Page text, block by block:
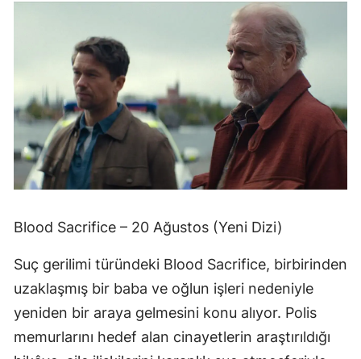
Blood Sacrifice – 20 Ağustos (Yeni Dizi)
Suç gerilimi türündeki Blood Sacrifice, birbirinden
uzaklaşmış bir baba ve oğlun işleri nedeniyle
yeniden bir araya gelmesini konu alıyor. Polis
memurlarını hedef alan cinayetlerin araştırıldığı